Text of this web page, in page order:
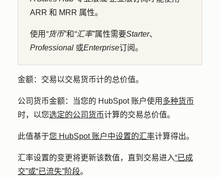
ARR 和 MRR 属性。
使用 “货币”和“汇率”属性需要Starter、
Professional 或Enterprise订阅。
金额： 交易以交易货币计的总价值。
公司货币金额： 当您的 HubSpot 账户使用 多种货币
时，以您选定的公司货币计算的交易总价值。
此值基于您 HubSpot 账户中设置的汇率计算得出。
汇率设置的变更将更新该数值，直到交易进入“已成
交”或“已流失”阶段。